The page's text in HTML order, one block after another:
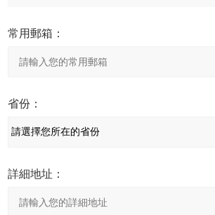
常用郵箱：
省份：
詳細地址：